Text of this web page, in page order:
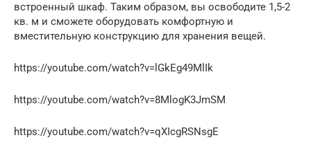
встроенный шкаф. Таким образом, вы освободите 1,5-2
кв. м и сможете оборудовать комфортную и
вместительную конструкцию для хранения вещей.
https://youtube.com/watch?v=lGkEg49MlIk
https://youtube.com/watch?v=8MlogK3JmSM
https://youtube.com/watch?v=qXIcgRSNsgE